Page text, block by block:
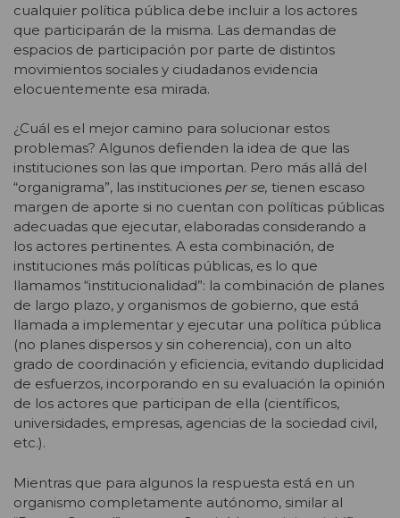
cualquier política pública debe incluir a los actores
que participarán de la misma. Las demandas de
espacios de participación por parte de distintos
movimientos sociales y ciudadanos evidencia
elocuentemente esa mirada.
¿Cuál es el mejor camino para solucionar estos
problemas? Algunos defienden la idea de que las
instituciones son las que importan. Pero más allá del
“organigrama”, las instituciones per se, tienen escaso
margen de aporte si no cuentan con políticas públicas
adecuadas que ejecutar, elaboradas considerando a
los actores pertinentes. A esta combinación, de
instituciones más políticas públicas, es lo que
llamamos “institucionalidad”: la combinación de planes
de largo plazo, y organismos de gobierno, que está
llamada a implementar y ejecutar una política pública
(no planes dispersos y sin coherencia), con un alto
grado de coordinación y eficiencia, evitando duplicidad
de esfuerzos, incorporando en su evaluación la opinión
de los actores que participan de ella (científicos,
universidades, empresas, agencias de la sociedad civil,
etc.).
Mientras que para algunos la respuesta está en un
organismo completamente autónomo, similar al